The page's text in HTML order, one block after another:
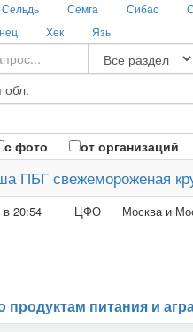
Сельдь Семга Сибас
Хек Язь
с фото от организаций
ПБГ свежемороженая
в 20:54 ЦФО Москва и
продуктам питания и